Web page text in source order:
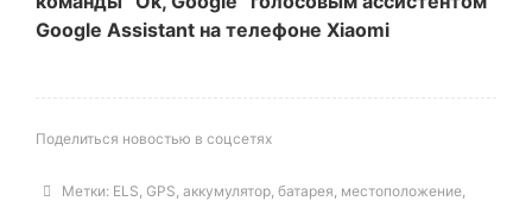
Google Assistant на телефоне Xiaomi
Поделиться новостью в соцсетях
Метки: ELS, GPS, аккумулятор, батарея, местоположение,